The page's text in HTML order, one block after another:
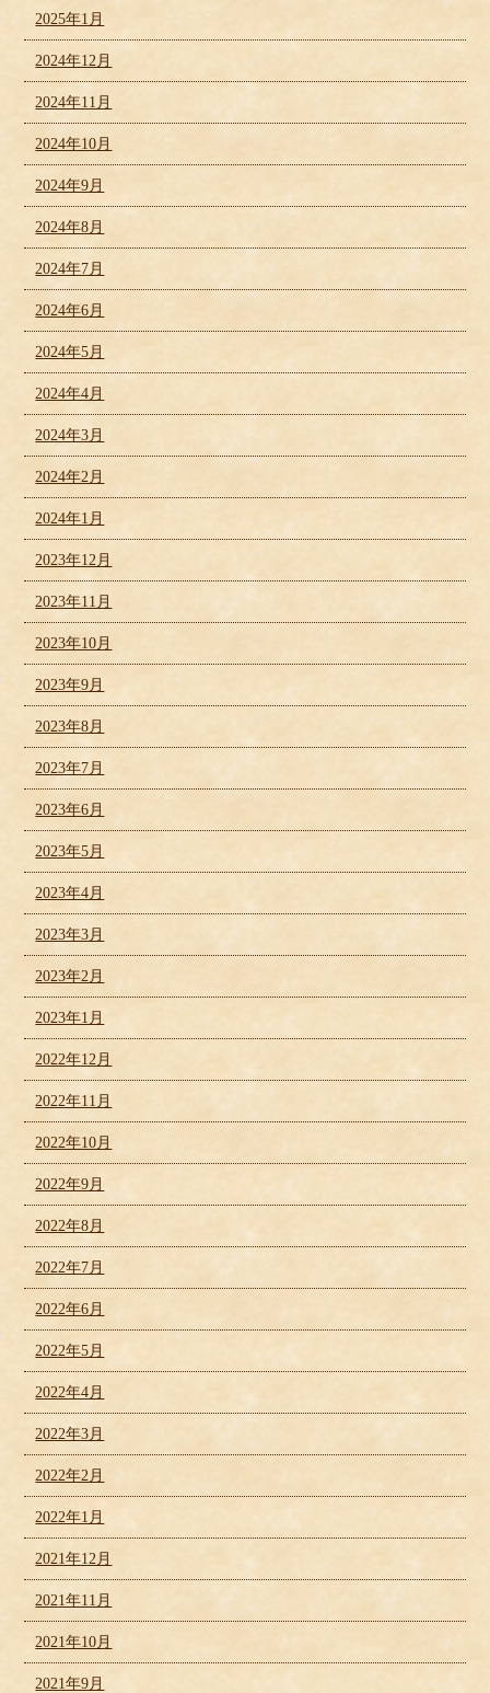
2025年1月
2024年12月
2024年11月
2024年10月
2024年9月
2024年8月
2024年7月
2024年6月
2024年5月
2024年4月
2024年3月
2024年2月
2024年1月
2023年12月
2023年11月
2023年10月
2023年9月
2023年8月
2023年7月
2023年6月
2023年5月
2023年4月
2023年3月
2023年2月
2023年1月
2022年12月
2022年11月
2022年10月
2022年9月
2022年8月
2022年7月
2022年6月
2022年5月
2022年4月
2022年3月
2022年2月
2022年1月
2021年12月
2021年11月
2021年10月
2021年9月